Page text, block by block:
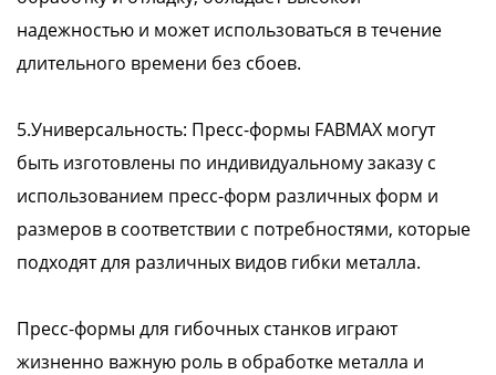
надежностью и может использоваться в течение
длительного времени без сбоев.
5.Универсальность: Пресс-формы FABMAX могут
быть изготовлены по индивидуальному заказу с
использованием пресс-форм различных форм и
размеров в соответствии с потребностями, которые
подходят для различных видов гибки металла.
Пресс-формы для гибочных станков играют
жизненно важную роль в обработке металла и